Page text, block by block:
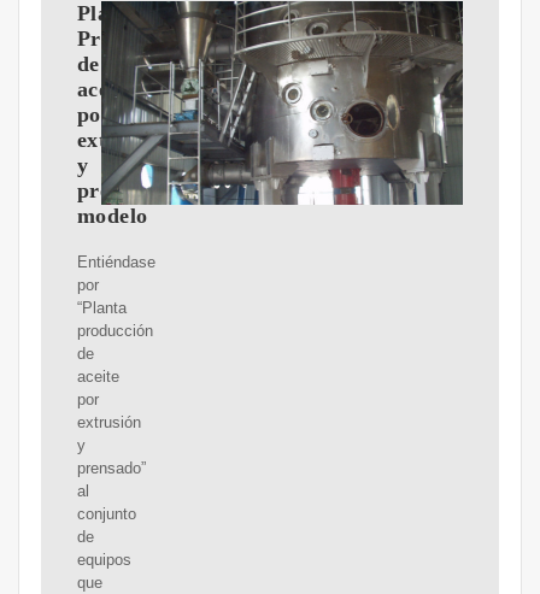
Planta
Producción
de
aceite
por
extrusión
y
prensado
modelo
Entiéndase
por
“Planta
producción
de
aceite
por
extrusión
y
prensado”
al
conjunto
de
equipos
que